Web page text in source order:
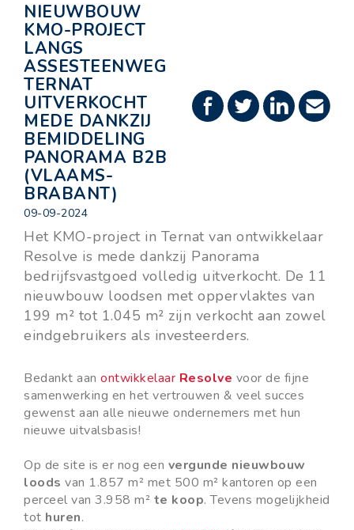
NIEUWBOUW
KMO-PROJECT
LANGS
ASSESTEENWEG
TERNAT
UITVERKOCHT
MEDE DANKZIJ
BEMIDDELING
PANORAMA B2B
(VLAAMS-
BRABANT)
09-09-2024
Het KMO-project in Ternat van ontwikkelaar
Resolve is mede dankzij Panorama
bedrijfsvastgoed volledig uitverkocht. De 11
nieuwbouw loodsen met oppervlaktes van
199 m² tot 1.045 m² zijn verkocht aan zowel
eindgebruikers als investeerders.
Bedankt aan ontwikkelaar Resolve voor de fijne
samenwerking en het vertrouwen & veel succes
gewenst aan alle nieuwe ondernemers met hun
nieuwe uitvalsbasis!
Op de site is er nog een vergunde nieuwbouw
loods van 1.857 m² met 500 m² kantoren op een
perceel van 3.958 m² te koop. Tevens mogelijkheid
tot huren.